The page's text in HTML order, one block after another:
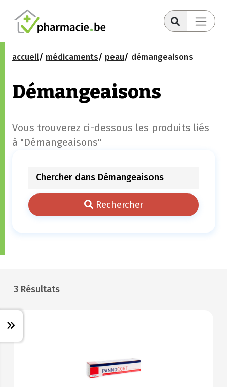
accueil médicaments peau démangeaisons
Démangeaisons
Vous trouverez ci-dessous les produits liés
à "Démangeaisons"
Rechercher
3 Résultats